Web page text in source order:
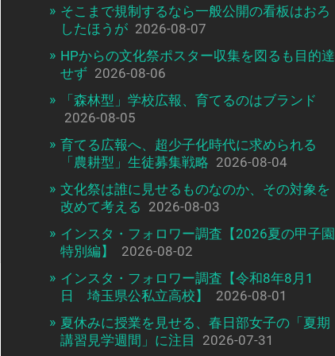
そこまで規制するなら一般公開の看板はおろ
したほうが 2026-08-07
HPからの文化祭ポスター収集を図るも目的達
せず 2026-08-06
「森林型」学校広報、育てるのはブランド
2026-08-05
育てる広報へ、超少子化時代に求められる
「農耕型」生徒募集戦略 2026-08-04
文化祭は誰に見せるものなのか、その対象を
改めて考える 2026-08-03
インスタ・フォロワー調査【2026夏の甲子園
特別編】
2026-08-02
インスタ・フォロワー調査【令和8年8月1
日 埼玉県公私立高校】
2026-08-01
夏休みに授業を見せる、春日部女子の「夏期
講習見学週間」に注目
2026-07-31